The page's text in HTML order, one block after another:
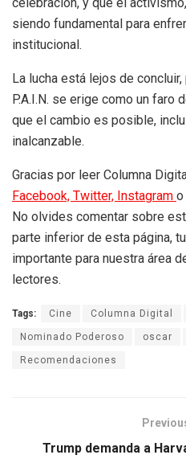
celebración, y que el
siendo fundamental para
institucional.
La lucha está lejos de
P.A.I.N. se erige como un faro
que el cambio es posible,
inalcanzable.
Gracias por leer Columna
Facebook, Twitter, Instagram o
No olvides comentar sobre
parte inferior de esta página,
importante para nuestra área
lectores.
Tags: Cine Columna Digital
Nominado Poderoso oscar
Recomendaciones
Trump demanda a